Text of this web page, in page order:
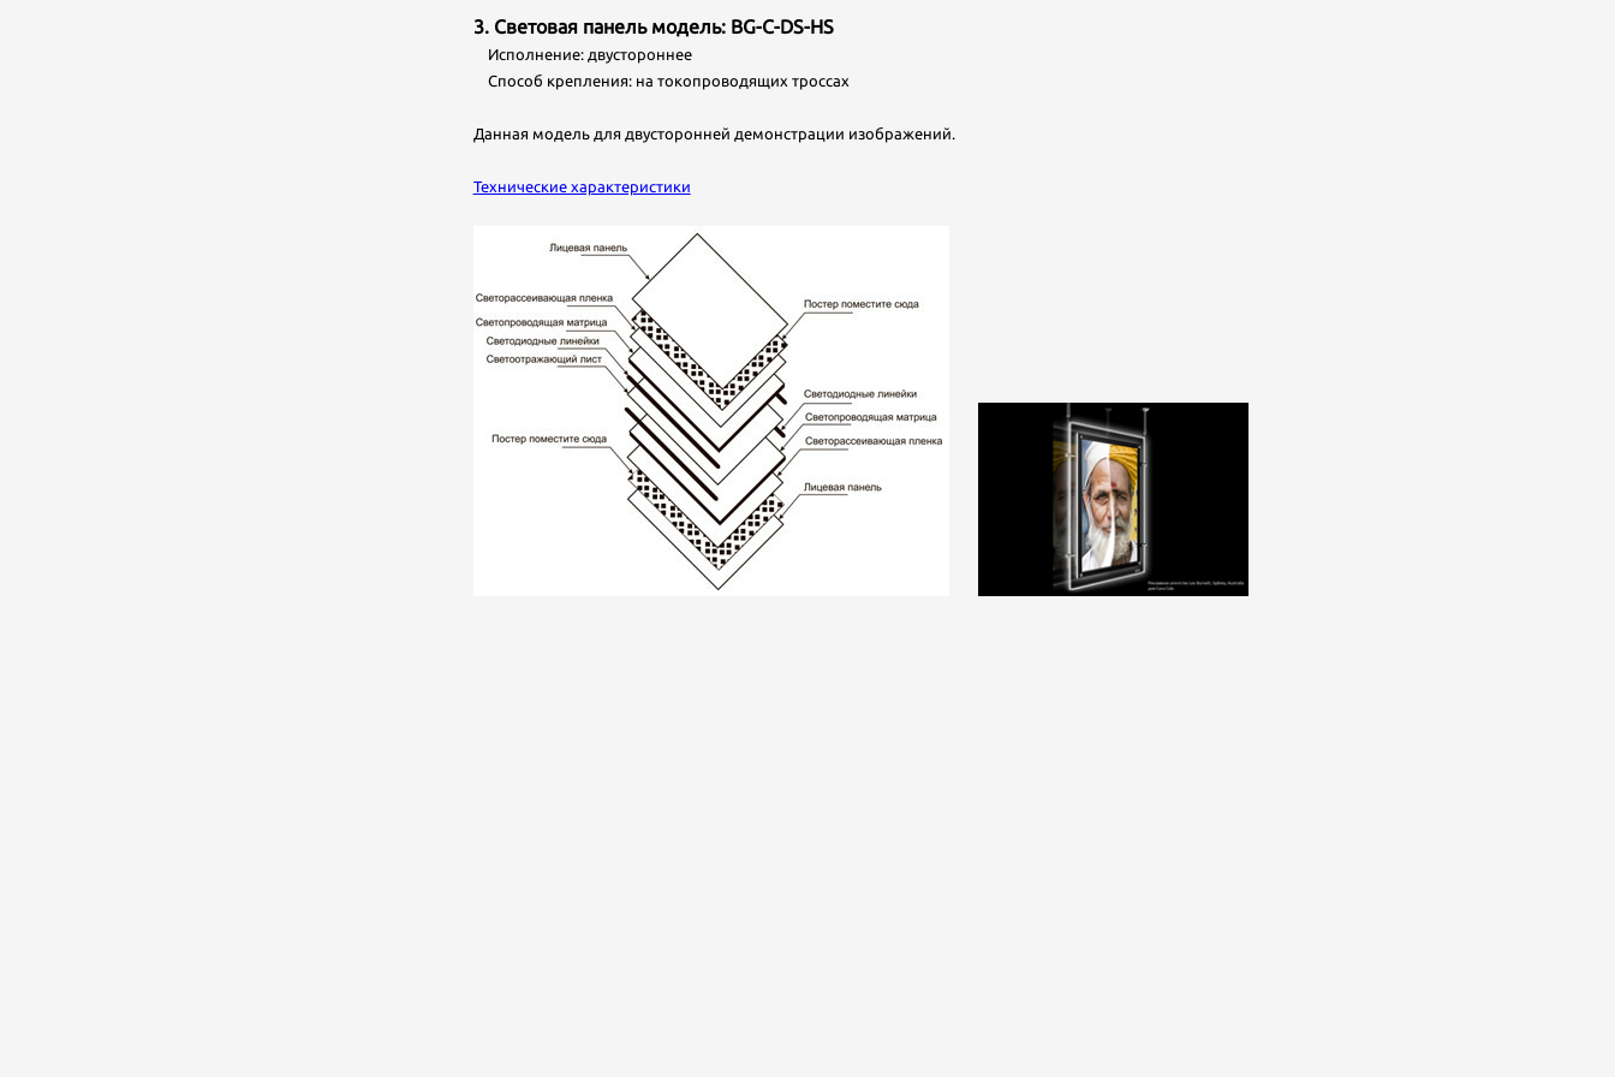
3. Световая панель модель: BG-C-DS-HS
Исполнение: двустороннее
Способ крепления: на токопроводящих троссах
Данная модель для двусторонней демонстрации изображений.
Технические характеристики